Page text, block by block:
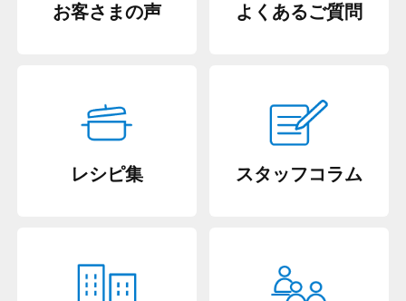
お客さまの声 よくあるご質問
レシピ集 スタッフコラム